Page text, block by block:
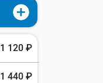
120 ₽
440 ₽